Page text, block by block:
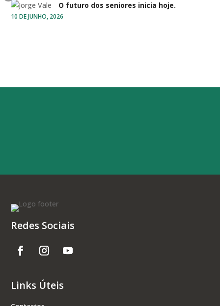
O futuro dos seniores inicia hoje.
10 DE JUNHO, 2026
Redes Sociais
Links Úteis